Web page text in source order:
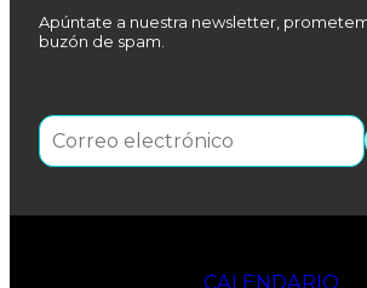
Apúntate a nuestra newsletter,
buzón de spam.
CALENDARIO